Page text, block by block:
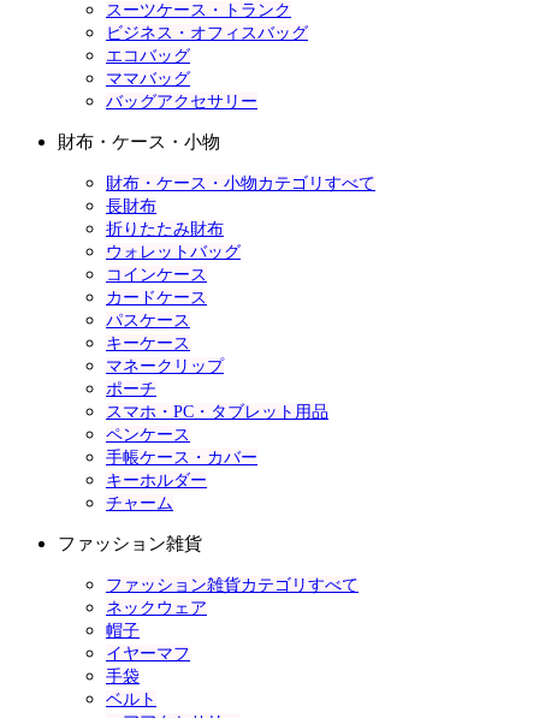
スーツケース・トランク
ビジネス・オフィスバッグ
エコバッグ
ママバッグ
バッグアクセサリー
財布・ケース・小物
財布・ケース・小物カテゴリすべて
長財布
折りたたみ財布
ウォレットバッグ
コインケース
カードケース
パスケース
キーケース
マネークリップ
ポーチ
スマホ・PC・タブレット用品
ペンケース
手帳ケース・カバー
キーホルダー
チャーム
ファッション雑貨
ファッション雑貨カテゴリすべて
ネックウェア
帽子
イヤーマフ
手袋
ベルト